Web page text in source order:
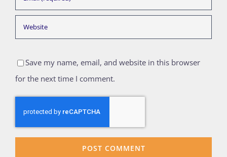
Save my name, email, and website in this browser
for the next time I comment.